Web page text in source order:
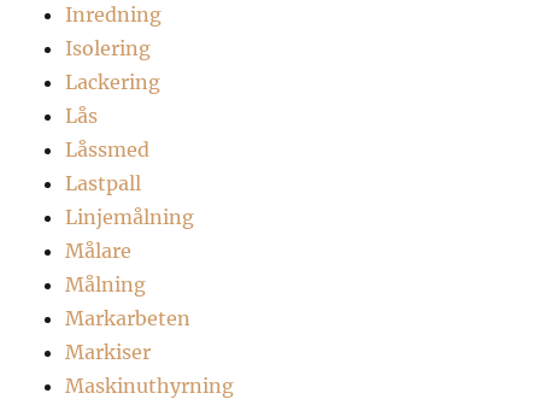
Inredning
Isolering
Lackering
Lås
Låssmed
Lastpall
Linjemålning
Målare
Målning
Markarbeten
Markiser
Maskinuthyrning